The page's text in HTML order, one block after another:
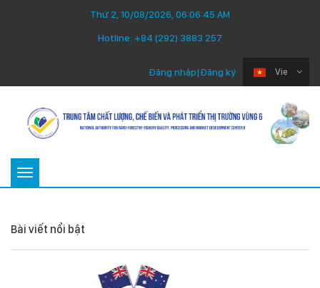
Thứ 2, 10/08/2026, 06:06:46 AM
Hotline: +84 (292) 3883 257
Vie
Đăng nhập|Đăng ký
Toggle
Bài viết nổi bật